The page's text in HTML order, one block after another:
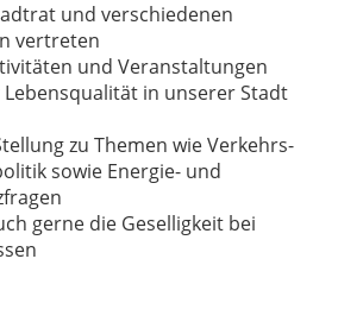
und verschiedenen
vertreten
und Veranstaltungen
in unserer Stadt
zu Themen wie Verkehrs-
sowie Energie- und
gerne die Geselligkeit bei